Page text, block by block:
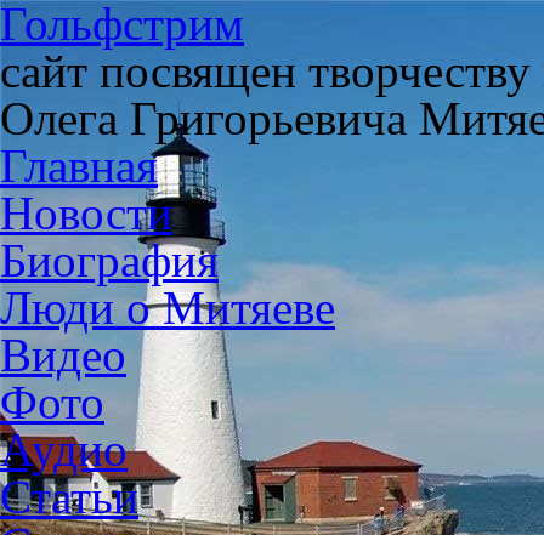
Гольфстрим
сайт посвящен
Олега Григорьевича
Главная
Новости
Биография
Люди о Митяеве
Видео
Фото
Аудио
Статьи